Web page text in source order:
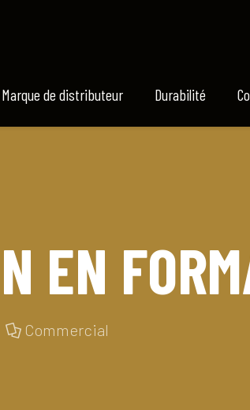
Marque de distributeur Durabilité
EN
Commercial